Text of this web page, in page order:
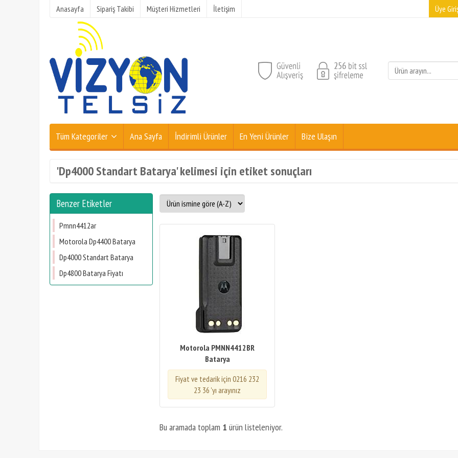
Anasayfa Sipariş Takibi Müşteri Hizmetleri İletişim Üye
Tüm Kategoriler Ana Sayfa İndirimli Ürünler En Yeni Ürünler Bize Ulaşın
'Dp4000 Standart Batarya' kelimesi için etiket sonuçları
Benzer Etiketler
Pmnn4412ar
Motorola Dp4400 Batarya
Dp4000 Standart Batarya
Dp4800 Batarya Fiyatı
Motorola PMNN4412BR
Batarya
Fiyat ve tedarik için 0216 232
23 36 'yı arayınız
Bu aramada toplam 1 ürün listeleniyor.